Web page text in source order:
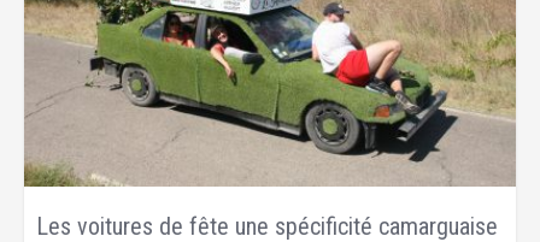
Les voitures de fête une spécificité camarguaise